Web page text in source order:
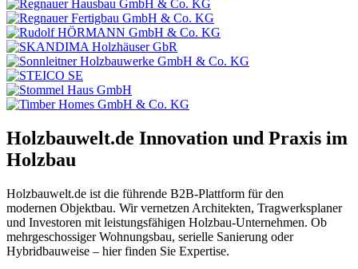
Holzbauwelt.de Innovation und Praxis im
Holzbau
Holzbauwelt.de ist die führende B2B-Plattform für den
modernen Objektbau. Wir vernetzen Architekten, Tragwerksplaner
und Investoren mit leistungsfähigen Holzbau-Unternehmen. Ob
mehrgeschossiger Wohnungsbau, serielle Sanierung oder
Hybridbauweise – hier finden Sie Expertise.